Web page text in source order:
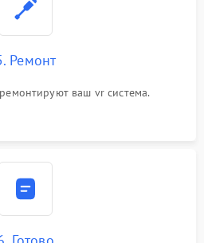
Ремонт
ваш vr система.